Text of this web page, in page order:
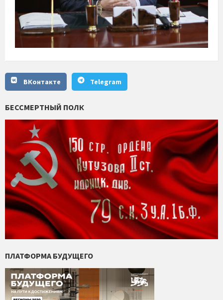
ВКонтакте Telegram
БЕССМЕРТНЫЙ ПОЛК
ПЛАТФОРМА БУДУЩЕГО